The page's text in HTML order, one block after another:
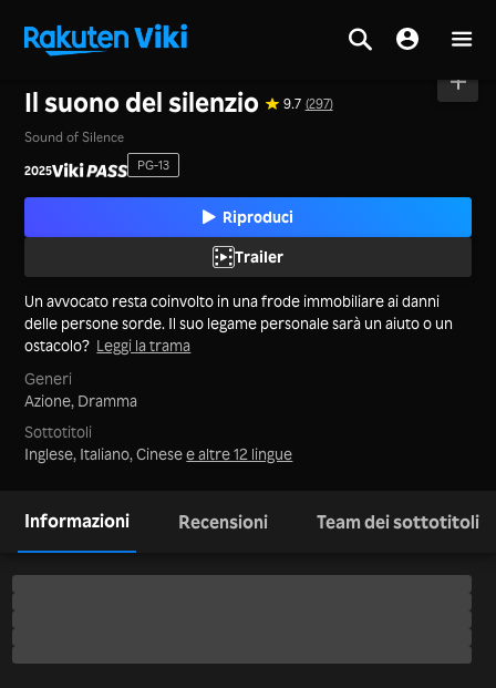
Il suono del silenzio 9.7 (297)
Sound of Silence
2025 PG-13
Riproduci
Trailer
Un avvocato resta coinvolto in una frode immobiliare ai danni
delle persone sorde. Il suo legame personale sarà un aiuto o un
ostacolo? Leggi la trama
Generi
Azione, Dramma
Sottotitoli
Inglese, Italiano, Cinesee altre 12 lingue
Informazioni Recensioni Team dei sottotitoli